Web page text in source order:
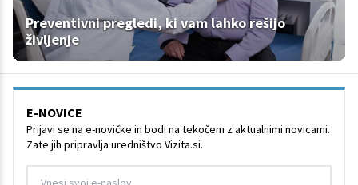
Preventivni pregledi, ki vam lahko rešijo
življenje
E-NOVICE
Prijavi se na e-novičke in bodi na tekočem z aktualnimi novicami.
Zate jih pripravlja uredništvo Vizita.si.